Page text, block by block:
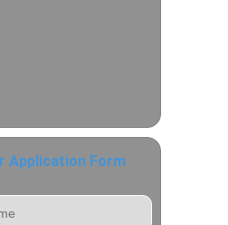
Application Form